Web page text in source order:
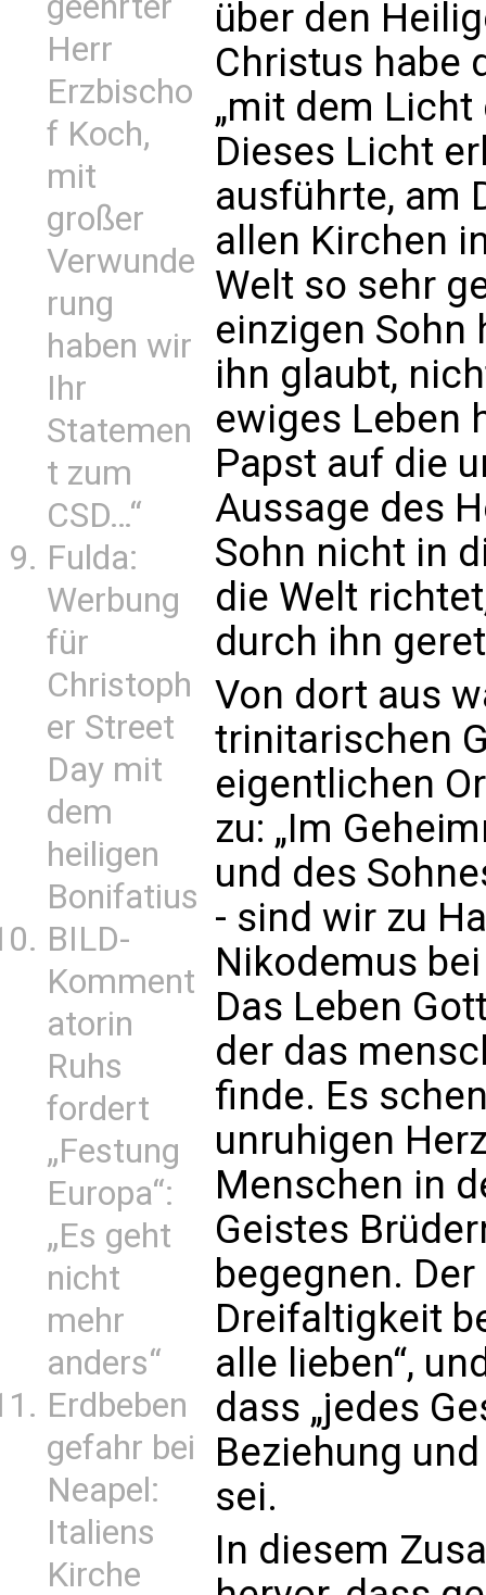
Herr
Erzbischo
f Koch,
mit
großer
Verwunde
rung
haben wir
Ihr
Statemen
t zum
CSD…“
Fulda:
Werbung
für
Christoph
er Street
Day mit
dem
heiligen
Bonifatius
BILD-
Komment
atorin
Ruhs
fordert
„Festung
Europa“:
„Es geht
nicht
mehr
anders“
Erdbeben
gefahr bei
Neapel:
Italiens
Kirche
über den
Christus habe
„mit dem
Dieses Licht
ausführte, am
allen Kirchen
Welt so sehr
einzigen Sohn
ihn glaubt,
ewiges Leben
Papst auf die
Aussage des
Sohn nicht in
die Welt
durch ihn
Von dort aus
trinitarischen
eigentlichen
zu: „Im
und des
- sind wir zu
Nikodemus
Das Leben
der das
finde. Es
unruhigen
Menschen in
Geistes
begegnen.
Dreifaltigkeit
alle lieben“,
dass „jedes
Beziehung
sei.
In diesem